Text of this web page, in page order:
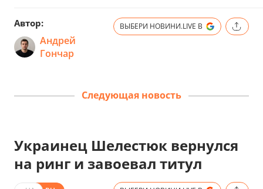
Автор:
Андрей
Гончар
ВЫБЕРИ НОВИНИ.LIVE В
Следующая новость
Украинец Шелестюк вернулся
на ринг и завоевал титул